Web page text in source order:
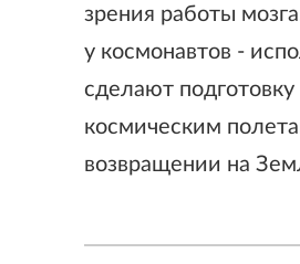
зрения работы
у космонавтов -
сделают
космическим
возвращении на